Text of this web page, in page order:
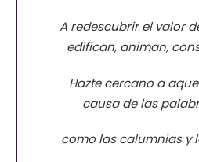
A redescubrir el valor
edifican, animan,
Hazte cercano a
causa de las
como las calumnias y